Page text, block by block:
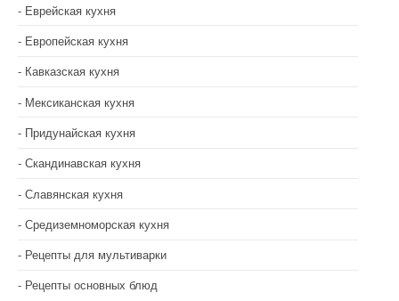
Еврейская кухня
Европейская кухня
Кавказская кухня
Мексиканская кухня
Придунайская кухня
Скандинавская кухня
Славянская кухня
Средиземноморская кухня
Рецепты для мультиварки
Рецепты основных блюд